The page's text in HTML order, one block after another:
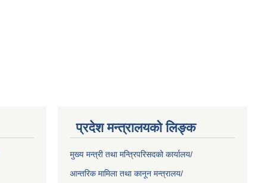
प्रदेश मन्त्रालयको लिङ्क
मुख्य मन्त्री तथा मन्त्रिपरिसदको कार्यालय/
आन्तरिक मामिला तथा कानून मन्त्रालय/